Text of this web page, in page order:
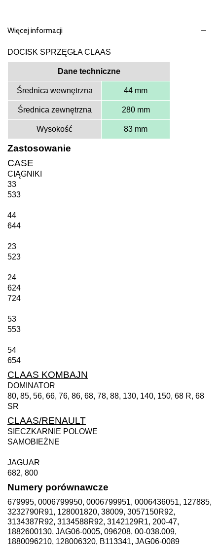
Więcej informacji
DOCISK SPRZĘGŁA CLAAS
Dane techniczne
Średnica wewnętrzna 44 mm
Średnica zewnętrzna 280 mm
Wysokość 83 mm
Zastosowanie
CASE
CIĄGNIKI
33
533
44
644
23
523
24
624
724
53
553
54
654
CLAAS KOMBAJN
DOMINATOR
80, 85, 56, 66, 76, 86, 68, 78, 88, 130, 140, 150, 68 R, 68
SR
CLAAS/RENAULT
SIECZKARNIE POLOWE
SAMOBIEŻNE
JAGUAR
682, 800
Numery porównawcze
679995, 0006799950, 0006799951, 0006436051, 127885,
3232790R91, 128001820, 38009, 3057150R92,
3134387R92, 3134588R92, 3142129R1, 200-47,
1882600130, JAG06-0005, 096208, 00-038.009,
1880096210, 128006320, B113341, JAG06-0089